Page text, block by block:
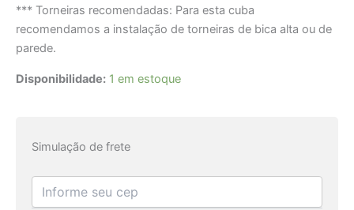
*** Torneiras recomendadas: Para esta cuba
recomendamos a instalação de torneiras de bica alta ou de
parede.
Disponibilidade: 1 em estoque
Simulação de frete